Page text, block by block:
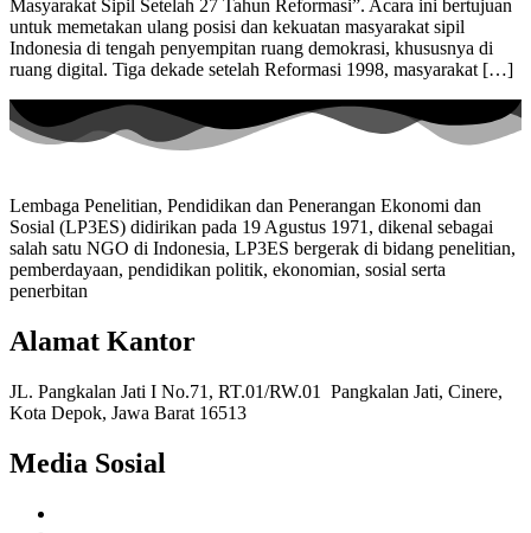
Masyarakat Sipil Setelah 27 Tahun Reformasi”. Acara ini bertujuan
untuk memetakan ulang posisi dan kekuatan masyarakat sipil
Indonesia di tengah penyempitan ruang demokrasi, khususnya di
ruang digital. Tiga dekade setelah Reformasi 1998, masyarakat […]
Lembaga Penelitian, Pendidikan dan Penerangan Ekonomi dan
Sosial (LP3ES) didirikan pada 19 Agustus 1971, dikenal sebagai
salah satu NGO di Indonesia, LP3ES bergerak di bidang penelitian,
pemberdayaan, pendidikan politik, ekonomian, sosial serta
penerbitan
Alamat Kantor
JL. Pangkalan Jati I No.71, RT.01/RW.01 Pangkalan Jati, Cinere,
Kota Depok, Jawa Barat 16513
Media Sosial